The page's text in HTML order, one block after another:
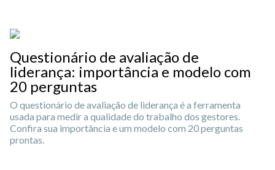
Questionário de avaliação de
liderança: importância e modelo com
20 perguntas
O questionário de avaliação de liderança é a ferramenta
usada para medir a qualidade do trabalho dos gestores.
Confira sua importância e um modelo com 20 perguntas
prontas.